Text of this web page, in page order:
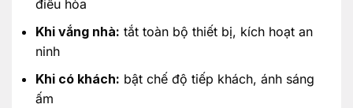
điều hòa
Khi vắng nhà: tắt toàn bộ thiết bị, kích hoạt an
ninh
Khi có khách: bật chế độ tiếp khách, ánh sáng
ấm